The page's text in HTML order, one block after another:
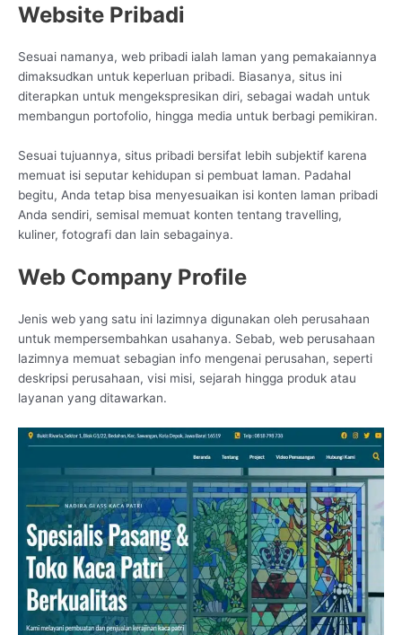
Website Pribadi
Sesuai namanya, web pribadi ialah laman yang pemakaiannya
dimaksudkan untuk keperluan pribadi. Biasanya, situs ini
diterapkan untuk mengekspresikan diri, sebagai wadah untuk
membangun portofolio, hingga media untuk berbagi pemikiran.
Sesuai tujuannya, situs pribadi bersifat lebih subjektif karena
memuat isi seputar kehidupan si pembuat laman. Padahal
begitu, Anda tetap bisa menyesuaikan isi konten laman pribadi
Anda sendiri, semisal memuat konten tentang travelling,
kuliner, fotografi dan lain sebagainya.
Web Company Profile
Jenis web yang satu ini lazimnya digunakan oleh perusahaan
untuk mempersembahkan usahanya. Sebab, web perusahaan
lazimnya memuat sebagian info mengenai perusahan, seperti
deskripsi perusahaan, visi misi, sejarah hingga produk atau
layanan yang ditawarkan.